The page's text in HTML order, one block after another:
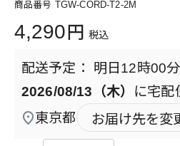
商品番号 TGW-CORD-T2-2M
4,290 税込
明日 12時00分
2026/08/13（木） に宅配
東京都
お届け先を変